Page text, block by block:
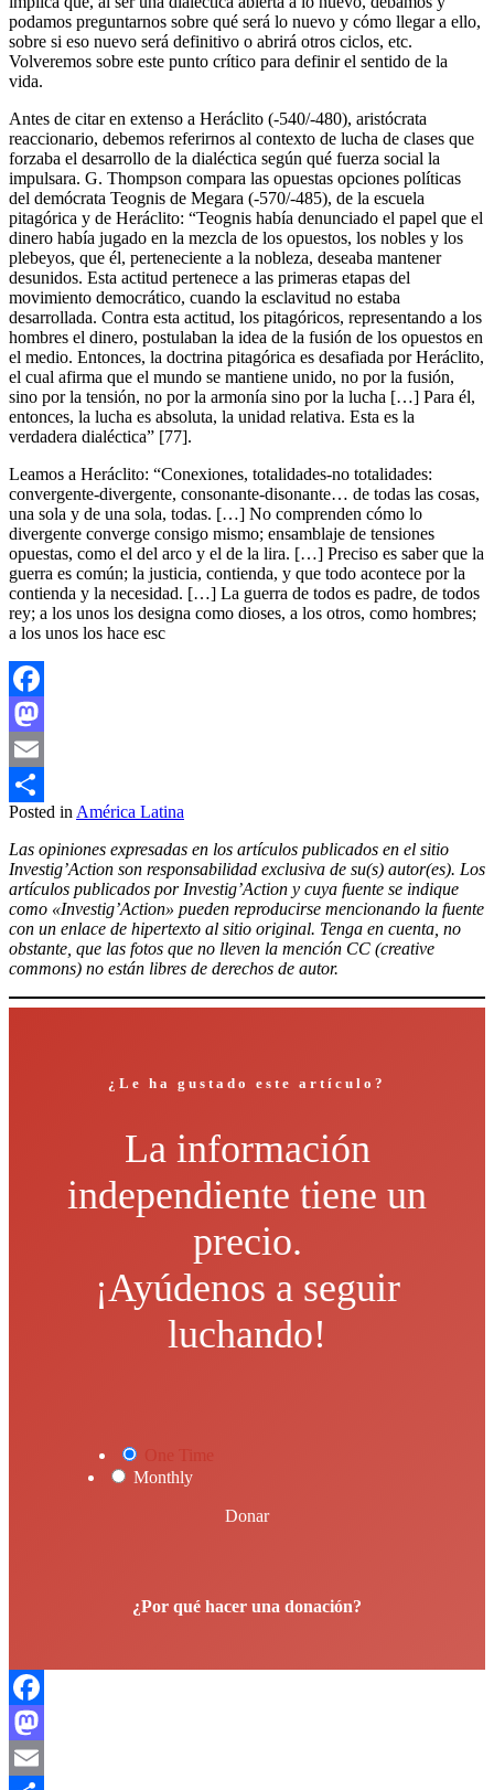
podamos preguntarnos sobre qué será lo nuevo y cómo llegar a ello,
sobre si eso nuevo será definitivo o abrirá otros ciclos, etc.
Volveremos sobre este punto crítico para definir el sentido de la
vida.
Antes de citar en extenso a Heráclito (-540/-480), aristócrata
reaccionario, debemos referirnos al contexto de lucha de clases que
forzaba el desarrollo de la dialéctica según qué fuerza social la
impulsara. G. Thompson compara las opuestas opciones políticas
del demócrata Teognis de Megara (-570/-485), de la escuela
pitagórica y de Heráclito: “Teognis había denunciado el papel que el
dinero había jugado en la mezcla de los opuestos, los nobles y los
plebeyos, que él, perteneciente a la nobleza, deseaba mantener
desunidos. Esta actitud pertenece a las primeras etapas del
movimiento democrático, cuando la esclavitud no estaba
desarrollada. Contra esta actitud, los pitagóricos, representando a los
hombres el dinero, postulaban la idea de la fusión de los opuestos en
el medio. Entonces, la doctrina pitagórica es desafiada por Heráclito,
el cual afirma que el mundo se mantiene unido, no por la fusión,
sino por la tensión, no por la armonía sino por la lucha […] Para él,
entonces, la lucha es absoluta, la unidad relativa. Esta es la
verdadera dialéctica” [77].
Leamos a Heráclito: “Conexiones, totalidades-no totalidades:
convergente-divergente, consonante-disonante… de todas las cosas,
una sola y de una sola, todas. […] No comprenden cómo lo
divergente converge consigo mismo; ensamblaje de tensiones
opuestas, como el del arco y el de la lira. […] Preciso es saber que la
guerra es común; la justicia, contienda, y que todo acontece por la
contienda y la necesidad. […] La guerra de todos es padre, de todos
rey; a los unos los designa como dioses, a los otros, como hombres;
a los unos los hace esc
Facebook
Mastodon
Email
Compartir
Posted in América Latina
Las opiniones expresadas en los artículos publicados en el sitio
Investig’Action son responsabilidad exclusiva de su(s) autor(es). Los
artículos publicados por Investig’Action y cuya fuente se indique
como «Investig’Action» pueden reproducirse mencionando la fuente
con un enlace de hipertexto al sitio original. Tenga en cuenta, no
obstante, que las fotos que no lleven la mención CC (creative
commons) no están libres de derechos de autor.
¿Le ha gustado este artículo?
La información
independiente tiene un
precio.
¡Ayúdenos a seguir
luchando!
Monthly
Donar
¿Por qué hacer una donación?
Facebook
Mastodon